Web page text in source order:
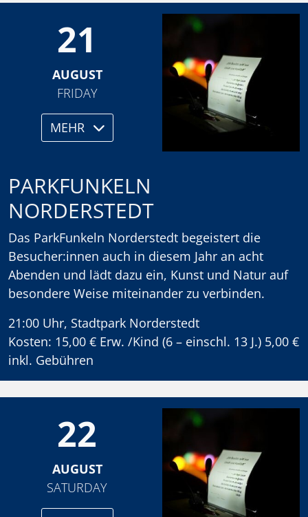
21
AUGUST
FRIDAY
MEHR
PARKFUNKELN
NORDERSTEDT
Das ParkFunkeln Norderstedt begeistert die
Besucher:innen auch in diesem Jahr an acht
Abenden und lädt dazu ein, Kunst und Natur auf
besondere Weise miteinander zu verbinden.
21:00 Uhr, Stadtpark Norderstedt
Kosten: 15,00 € Erw. /Kind (6 – einschl. 13 J.) 5,00 €
inkl. Gebühren
22
AUGUST
SATURDAY